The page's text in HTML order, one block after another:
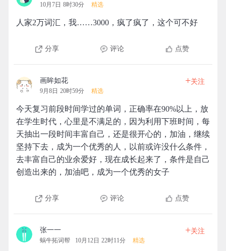
10月7日 8时30分 精选
人家2万词汇，我……3000，疯了疯了，这个可不好
分享 评论 点赞
画眸如花
9月8日 20时59分 精选
+关注
今天复习前段时间学过的单词，正确率在90%以上，放
在学生时代，心里是不满足的，因为利用下班时间，每
天抽出一段时间丰富自己，还是很开心的，加油，继续
坚持下去，成为一个优秀的人，以前或许没什么条件，
去丰富自己的业余爱好，现在成长起来了，条件是自己
创造出来的，加油吧，成为一个优秀的女子
分享 评论 点赞
张一一
蜗牛拓词帮 10月12日 22时11分 精选
+关注